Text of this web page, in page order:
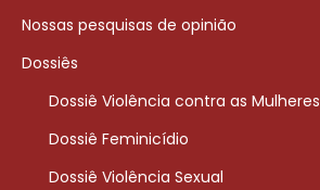
Nossas pesquisas de opinião
Dossiês
Dossiê Violência contra as Mulheres
Dossiê Feminicídio
Dossiê Violência Sexual